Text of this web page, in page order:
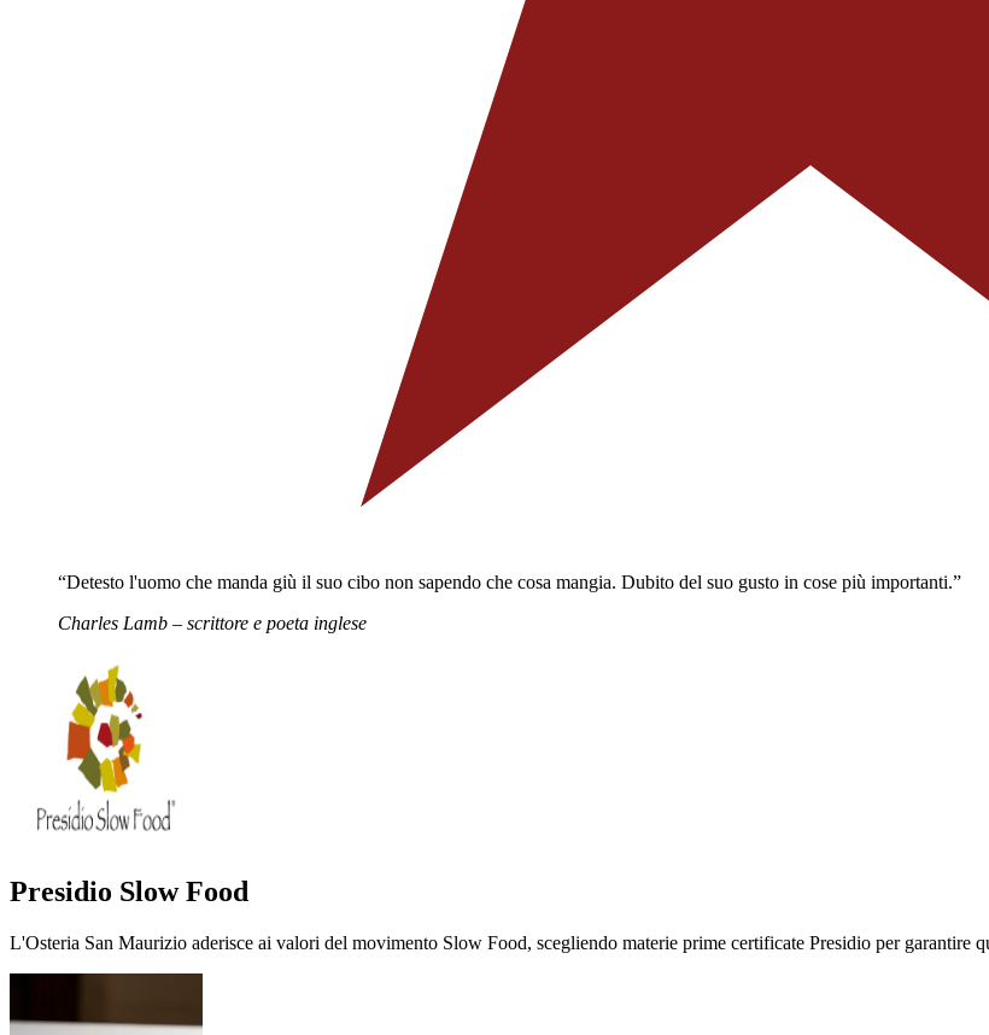
“Detesto l'uomo che manda giù il suo cibo non sapendo che cosa mangia. Dubito del suo gusto in cose più importanti.”
Charles Lamb – scrittore e poeta inglese
Presidio Slow Food
L'Osteria San Maurizio aderisce ai valori del movimento Slow Food, scegliendo materie prime certificate Presidio per garantire